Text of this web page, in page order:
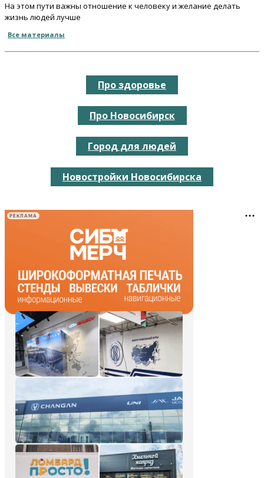
На этом пути важны отношение к человеку и желание делать
жизнь людей лучше
Все материалы
Про здоровье
Про Новосибирск
Город для людей
Новостройки Новосибирска
РЕКЛАМА